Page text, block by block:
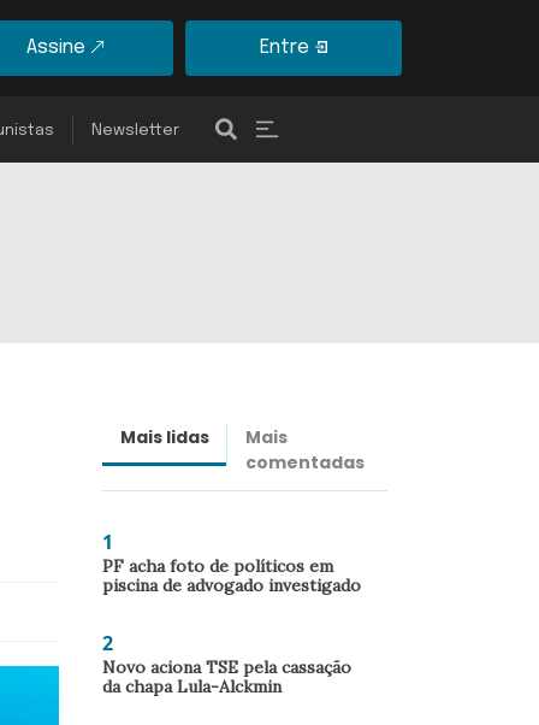
Assine Entre
Newsletter
Mais lidas
Mais
comentadas
1
PF acha foto de políticos em
piscina de advogado investigado
2
Novo aciona TSE pela cassação
da chapa Lula-Alckmin